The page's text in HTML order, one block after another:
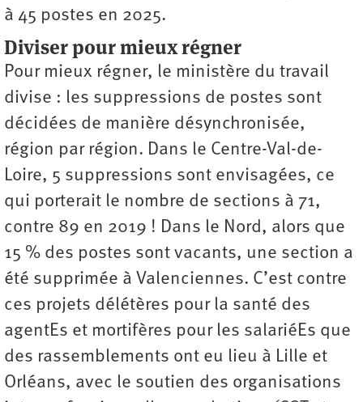
à 45 postes en 2025.
Diviser pour mieux régner
Pour mieux régner, le ministère du travail
divise : les suppressions de postes sont
décidées de manière désynchronisée,
région par région. Dans le Centre-Val-de-
Loire, 5 suppressions sont envisagées, ce
qui porterait le nombre de sections à 71,
contre 89 en 2019 ! Dans le Nord, alors que
15 % des postes sont vacants, une section a
été supprimée à Valenciennes. C’est contre
ces projets délétères pour la santé des
agentEs et mortifères pour les salariéEs que
des rassemblements ont eu lieu à Lille et
Orléans, avec le soutien des organisations